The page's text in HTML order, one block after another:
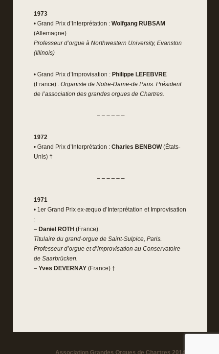
1973
• Grand Prix d’Interprétation : Wolfgang RUBSAM
(Allemagne)
Professeur d’orgue à Northwestern University, Evanston
(Illinois)
• Grand Prix d’Improvisation : Philippe LEFEBVRE
(France) : Organiste de Notre-Dame-de Paris. Président
de l’association des grandes orgues de Chartres.
– – – – – –
1972
• Grand Prix d’Interprétation : Charles BENBOW(États-
Unis) †
– – – – – –
1971
• 1er Grand Prix ex-æquo d’Interprétation et Improvisation
:
– Daniel ROTH (France)
Titulaire du grand-orgue de Saint-Sulpice, Paris.
Professeur d’orgue et d’improvisation au Conservatoire
de Saarbrücken.
– Yves DEVERNAY (France) †
Association Grandes Orgues de Chartres 2014-2026 -